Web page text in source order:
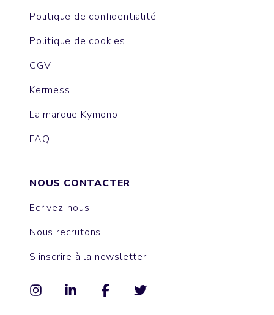
Politique de confidentialité
Politique de cookies
CGV
Kermess
La marque Kymono
FAQ
NOUS CONTACTER
Ecrivez-nous
Nous recrutons !
S'inscrire à la newsletter